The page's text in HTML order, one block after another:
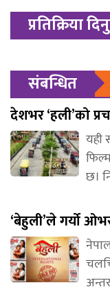
प्रतिक्रिया
संबन्धित
देशभर ‘हली’को
यही
छ।
‘बेहुली’ले गर्यो